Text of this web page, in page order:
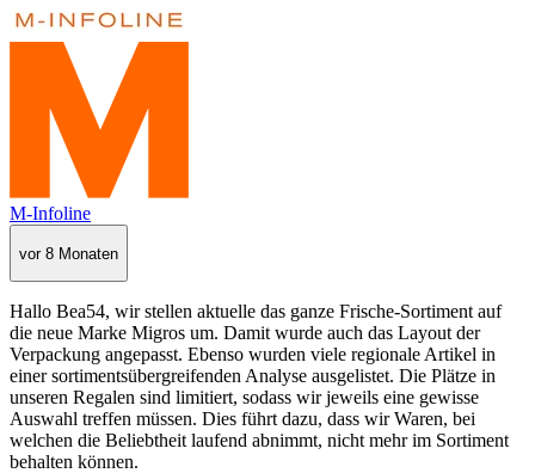
M-Infoline
vor 8 Monaten
Hallo Bea54, wir stellen aktuelle das ganze Frische-Sortiment auf
die neue Marke Migros um. Damit wurde auch das Layout der
Verpackung angepasst. Ebenso wurden viele regionale Artikel in
einer sortimentsübergreifenden Analyse ausgelistet. Die Plätze in
unseren Regalen sind limitiert, sodass wir jeweils eine gewisse
Auswahl treffen müssen. Dies führt dazu, dass wir Waren, bei
welchen die Beliebtheit laufend abnimmt, nicht mehr im Sortiment
behalten können.